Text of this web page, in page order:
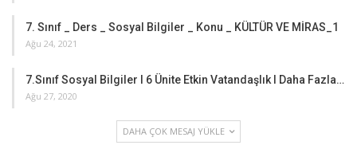
7. Sınıf _ Ders _ Sosyal Bilgiler _ Konu _ KÜLTÜR VE MİRAS_1
Ağu 24, 2021
7.Sınıf Sosyal Bilgiler I 6 Ünite Etkin Vatandaşlık I Daha Fazla…
Ağu 27, 2020
DAHA ÇOK MESAJ YÜKLE